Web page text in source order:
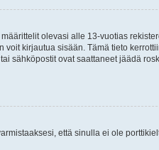
olevasi alle 13-vuotias
kirjautua sisään. Tämä tieto
sähköpostit ovat saattaneet jäädä
että sinulla ei ole